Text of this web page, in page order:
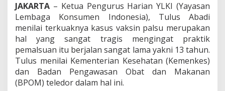
s
V
a
k
i
n
e
b
JAKARTA – Ketua Pengurus Harian YLKI (Yayasan
Lembaga Konsumen Indonesia), Tulus Abadi
menilai terkuaknya kasus vaksin palsu merupakan
hal yang sangat tragis mengingat praktik
pemalsuan itu berjalan sangat lama yakni 13 tahun.
Tulus menilai Kementerian Kesehatan (Kemenkes)
dan Badan Pengawasan Obat dan Makanan
(BPOM) teledor dalam hal ini.